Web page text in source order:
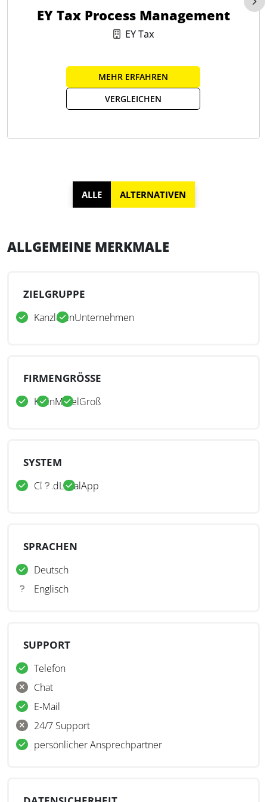
EY Tax Process Management
EY Tax
MEHR ERFAHREN
VERGLEICHEN
ALLGEMEINE MERKMALE
ZIELGRUPPE
KanzleienUnternehmen
FIRMENGRÖSSE
KleinMittelGroß
SYSTEM
CloudLokalApp
SPRACHEN
Deutsch
Englisch
SUPPORT
Telefon
Chat
E-Mail
24/7 Support
persönlicher Ansprechpartner